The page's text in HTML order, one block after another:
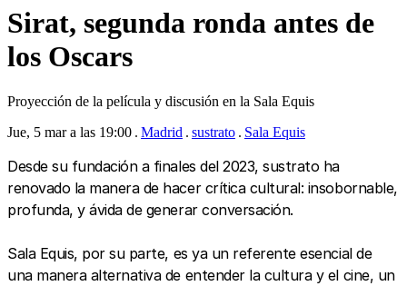
Sirat, segunda ronda antes de
los Oscars
Proyección de la película y discusión en la Sala Equis
Jue, 5 mar a las 19:00 Madrid sustrato Sala Equis
Desde su fundación a finales del 2023, sustrato ha
renovado la manera de hacer crítica cultural: insobornable,
profunda, y ávida de generar conversación.‍
Sala Equis, por su parte, es ya un referente esencial de
una manera alternativa de entender la cultura y el cine, un